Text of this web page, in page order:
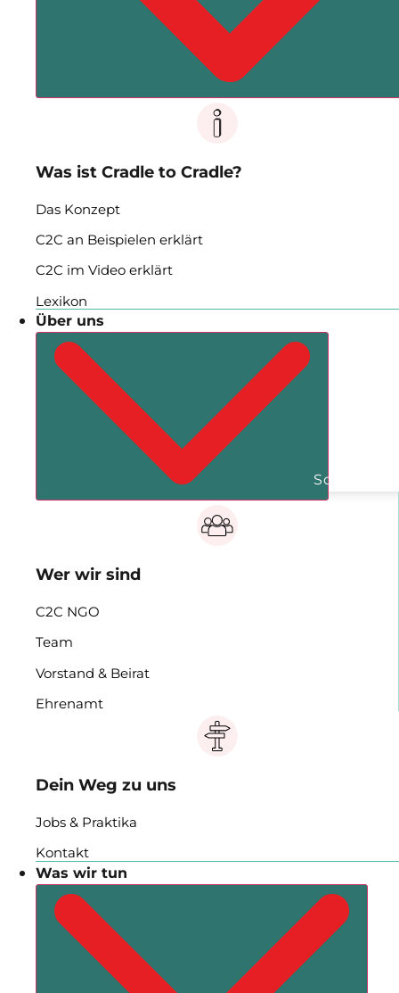
Was ist Cradle to Cradle?
Das Konzept
C2C an Beispielen erklärt
C2C im Video erklärt
Lexikon
Über uns
Schließe
Wer wir sind
C2C NGO
Team
Vorstand & Beirat
Ehrenamt
Dein Weg zu uns
Jobs & Praktika
Kontakt
Was wir tun